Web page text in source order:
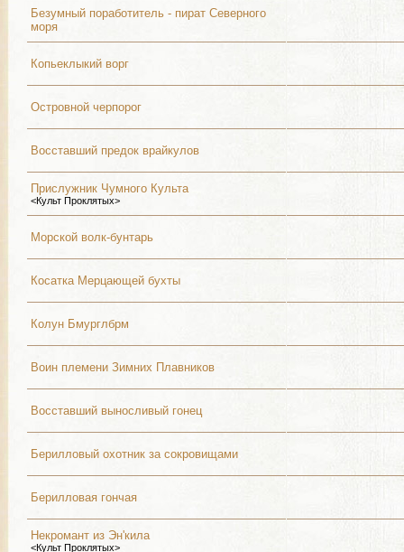
Безумный поработитель - пират Северного
моря
Копьеклыкий ворг
Островной черпорог
Восставший предок врайкулов
Прислужник Чумного Культа
<Культ Проклятых>
Морской волк-бунтарь
Косатка Мерцающей бухты
Колун Бмурглбрм
Воин племени Зимних Плавников
Восставший выносливый гонец
Берилловый охотник за сокровищами
Берилловая гончая
Некромант из Эн'кила
<Культ Проклятых>